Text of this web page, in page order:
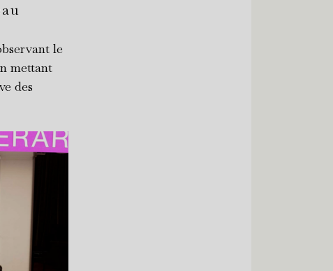
le
mettant
des